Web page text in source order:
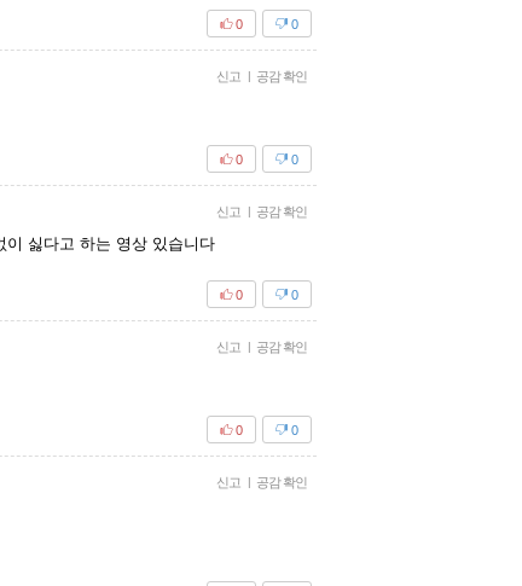
0
0
신고 | 공감 확인
0
0
신고 | 공감 확인
싫다고 하는 영상 있습니다
0
0
신고 | 공감 확인
0
0
신고 | 공감 확인